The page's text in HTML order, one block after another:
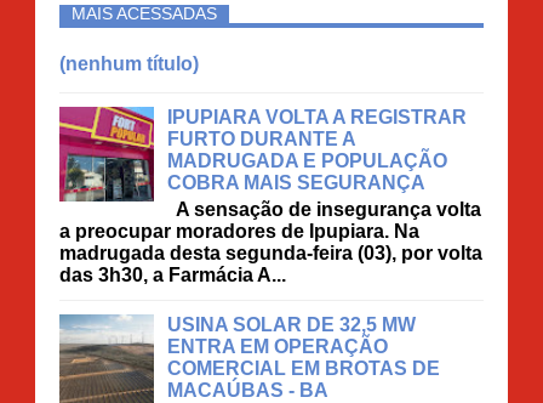
MAIS ACESSADAS
(nenhum título)
IPUPIARA VOLTA A REGISTRAR
FURTO DURANTE A
MADRUGADA E POPULAÇÃO
COBRA MAIS SEGURANÇA
A sensação de insegurança volta
a preocupar moradores de Ipupiara. Na
madrugada desta segunda-feira (03), por volta
das 3h30, a Farmácia A...
USINA SOLAR DE 32,5 MW
ENTRA EM OPERAÇÃO
COMERCIAL EM BROTAS DE
MACAÚBAS - BA